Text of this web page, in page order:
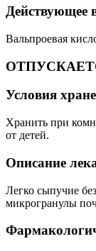
Действующее
Вальпроевая
Условия
Хранить при
от детей.
Описание
Легко сыпучие
микрогранулы